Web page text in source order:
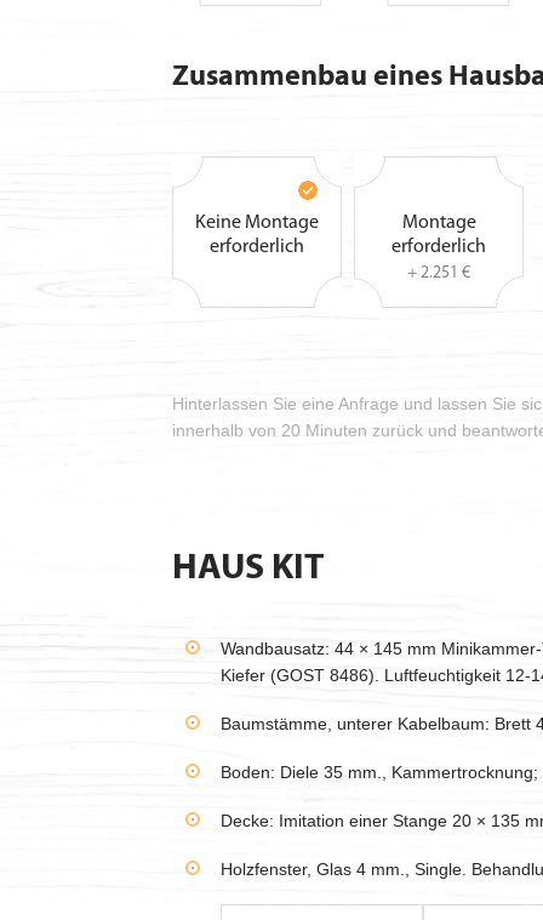
Zusammenbau eines
Keine Montage
erforderlich
Montage
erforderlich
+ 2.251 €
Hinterlassen Sie eine Anfrage und lassen Sie
innerhalb von 20 Minuten zurück und
HAUS KIT
Wandbausatz: 44 × 145 mm
Kiefer (GOST 8486). Luftfeuchtigkeit 12-
Baumstämme, unterer Kabelbaum: Brett
Boden: Diele 35 mm., Kammertrocknung;
Decke: Imitation einer Stange 20 × 135
Holzfenster, Glas 4 mm., Single.